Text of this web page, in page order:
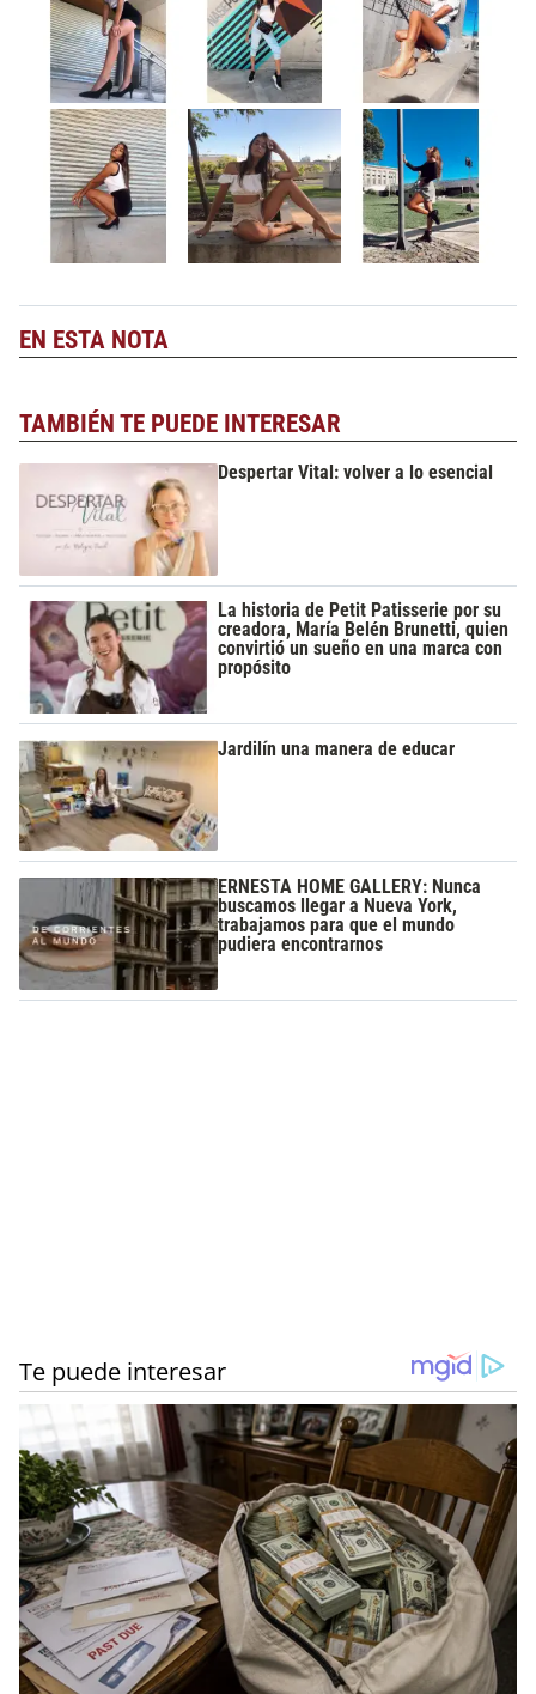
EN ESTA NOTA
TAMBIÉN TE PUEDE INTERESAR
Despertar Vital: volver a lo esencial
La historia de Petit Patisserie por su
creadora, María Belén Brunetti, quien
convirtió un sueño en una marca con
propósito
Jardilín una manera de educar
ERNESTA HOME GALLERY: Nunca
buscamos llegar a Nueva York,
trabajamos para que el mundo
pudiera encontrarnos